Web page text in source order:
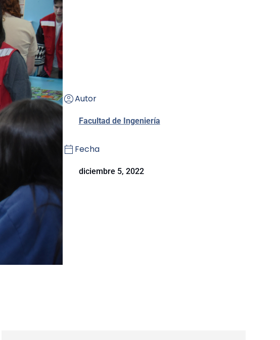
Autor
Facultad de Ingeniería
Fecha
diciembre 5, 2022